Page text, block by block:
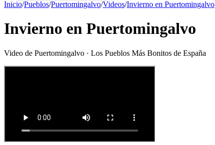
Inicio/Pueblos/Puertomingalvo/Videos/Invierno en Puertomingalvo
Invierno en Puertomingalvo
Video de Puertomingalvo · Los Pueblos Más Bonitos de España